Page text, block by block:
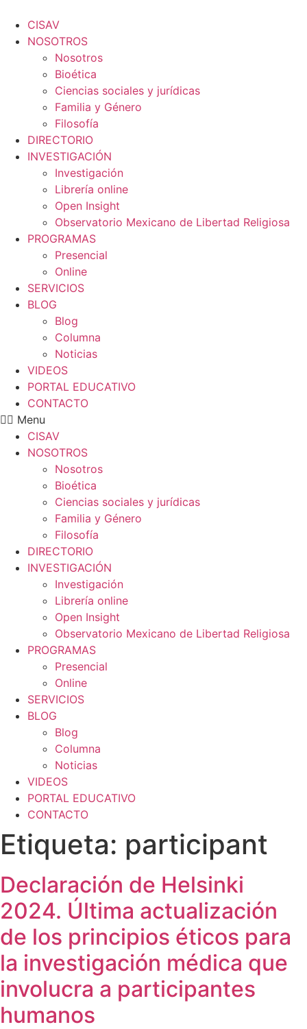
contenido
CISAV
NOSOTROS
Nosotros
Bioética
Ciencias sociales y jurídicas
Familia y Género
Filosofía
DIRECTORIO
INVESTIGACIÓN
Investigación
Librería online
Open Insight
Observatorio Mexicano de Libertad Religiosa
PROGRAMAS
Presencial
Online
SERVICIOS
BLOG
Blog
Columna
Noticias
VIDEOS
PORTAL EDUCATIVO
CONTACTO
Menu
CISAV
NOSOTROS
Nosotros
Bioética
Ciencias sociales y jurídicas
Familia y Género
Filosofía
DIRECTORIO
INVESTIGACIÓN
Investigación
Librería online
Open Insight
Observatorio Mexicano de Libertad Religiosa
PROGRAMAS
Presencial
Online
SERVICIOS
BLOG
Blog
Columna
Noticias
VIDEOS
PORTAL EDUCATIVO
CONTACTO
Etiqueta: participant
Declaración de Helsinki
2024. Última actualización
de los principios éticos para
la investigación médica que
involucra a participantes
humanos